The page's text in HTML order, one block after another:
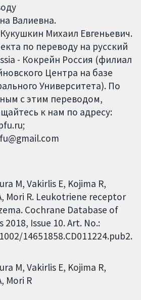
Валиевна.
Михаил Евгеньевич.
по переводу на русский
- Кокрейн Россия (филиал
Центра на базе
Университета). По
с этим переводом,
к нам по адресу:
M, Vakirlis E, Kojima R,
Mori R. Leukotriene receptor
Cochrane Database of
2018, Issue 10. Art. No.:
14651858.CD011224.pub2.
M Vakirlis E Kojima R
Mori R